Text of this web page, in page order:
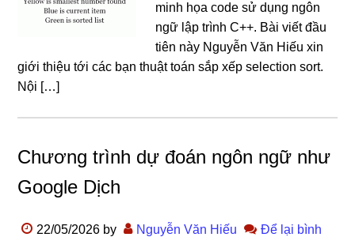
minh họa code sử dụng ngôn
ngữ lập trình C++. Bài viết đầu
tiên này Nguyễn Văn Hiếu xin
giới thiệu tới các bạn thuật toán sắp xếp selection sort.
Nội […]
Chương trình dự đoán ngôn ngữ như
Google Dịch
22/05/2026 by Nguyễn Văn Hiếu
Để lại bình